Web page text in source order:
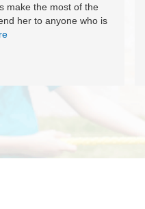
make the most of the
her to anyone who is